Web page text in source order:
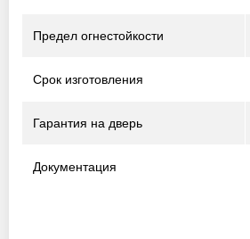
Предел огнестойкости
Срок изготовления
Гарантия на дверь
Документация